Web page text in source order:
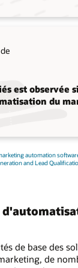
est observée
du
automation
and Lead
de base des
de